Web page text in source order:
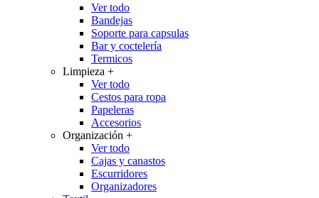
Ver todo
Bandejas
Soporte para capsulas
Bar y coctelería
Termicos
Limpieza +
Ver todo
Cestos para ropa
Papeleras
Accesorios
Organización +
Ver todo
Cajas y canastos
Escurridores
Organizadores